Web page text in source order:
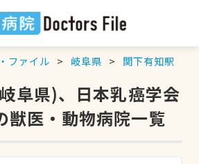
ファイル 岐阜県 関下有知駅
阜県)、日本乳癌学会
獣医・動物病院一覧